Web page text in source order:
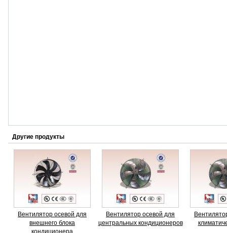
Другие продукты
Вентилятор осевой для
внешнего блока
кондиционера
Вентилятор осевой для
центральных кондиционеров